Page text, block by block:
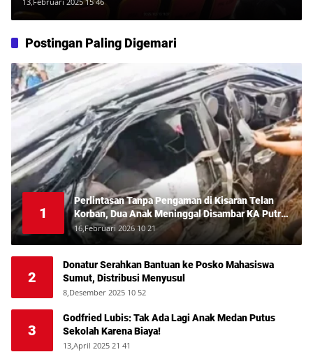
Postingan Paling Digemari
1
Perlintasan Tanpa Pengaman di Kisaran Telan
Korban, Dua Anak Meninggal Disambar KA Putri
Deli
16,Februari 2026 10 21
2
Donatur Serahkan Bantuan ke Posko Mahasiswa
Sumut, Distribusi Menyusul
8,Desember 2025 10 52
3
Godfried Lubis: Tak Ada Lagi Anak Medan Putus
Sekolah Karena Biaya!
13,April 2025 21 41